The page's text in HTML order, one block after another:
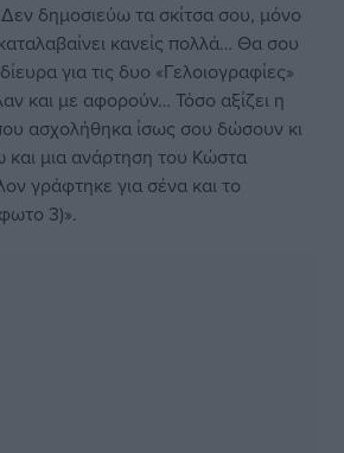
δημοσιεύω τα σκίτσα σου, μόνο
κανείς πολλά… Θα σου
για τις δυο «Γελοιογραφίες»
και με αφορούν… Τόσο αξίζει η
ασχολήθηκα ίσως σου δώσουν κι
μια ανάρτηση του Κώστα
γράφτηκε για σένα και το
3)».